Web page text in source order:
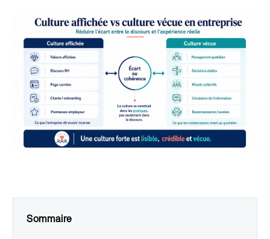
Sommaire